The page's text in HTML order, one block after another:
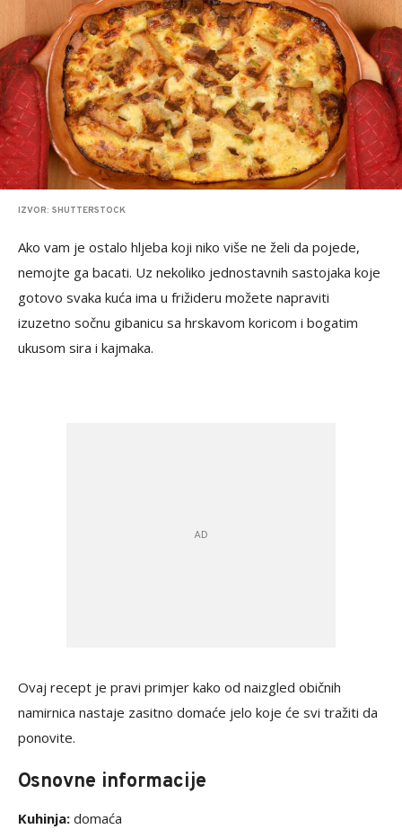
IZVOR: SHUTTERSTOCK
Ako vam je ostalo hljeba koji niko više ne želi da pojede,
nemojte ga bacati. Uz nekoliko jednostavnih sastojaka koje
gotovo svaka kuća ima u frižideru možete napraviti
izuzetno sočnu gibanicu sa hrskavom koricom i bogatim
ukusom sira i kajmaka.
Ovaj recept je pravi primjer kako od naizgled običnih
namirnica nastaje zasitno domaće jelo koje će svi tražiti da
ponovite.
Osnovne informacije
Kuhinja: domaća